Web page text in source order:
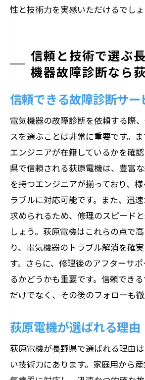
性と技術力を実感いただけるでしょ
信頼と技術で選ぶ
機器故障診断なら
信頼できる故障診断サ
電気機器の故障診断を依頼する際
スを選ぶことは非常に重要です。
エンジニアが在籍しているかを確
県で信頼される荻原電機は、豊富
を持つエンジニアが揃っており、
ラブルに対応可能です。また、迅
求められるため、修理のスピード
しょう。荻原電機はこれらの点で
り、電気機器のトラブル解消を確
す。さらに、修理後のアフターサ
るかどうかも重要です。信頼でき
だけでなく、その後のフォローも徹
荻原電機が選ばれる理由
荻原電機が長野県で選ばれる理由
い技術力にあります。家庭用から